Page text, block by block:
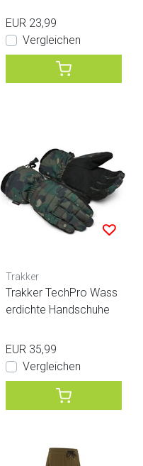
EUR 23,99
Vergleichen
Trakker
Trakker TechPro Wass
erdichte Handschuhe
EUR 35,99
Vergleichen